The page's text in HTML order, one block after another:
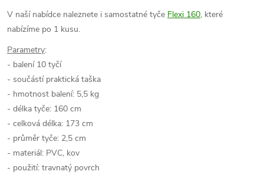
V naší nabídce naleznete i samostatné tyče Flexi 160, které
nabízíme po 1 kusu.
Parametry:
- balení 10 tyčí
- součástí praktická taška
- hmotnost balení: 5,5 kg
- délka tyče: 160 cm
- celková délka: 173 cm
- průměr tyče: 2,5 cm
- materiál: PVC, kov
- použití: travnatý povrch